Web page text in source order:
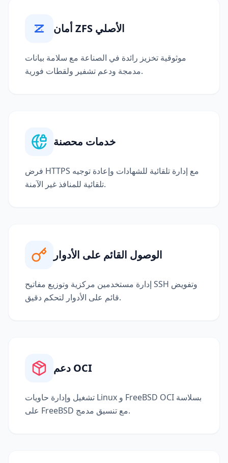
أمان ZFS الأصلي
موثوقية تخزيز رائدة في الصناعة مع سلامة بيانات
مدمجة ودعم تشفير ولقطات فورية.
خدمات محصنة
فرض HTTPS مع إدارة تلقائية للشهادات وإعادة توجيه
تلقائية للمنافذ غير الآمنة.
الوصول القائم على الأدوار
إدارة مستخدمين مركزية وتوزيع مفاتيح SSH وتفويض
قائم على الأدوار لتحكم دقيق.
دعم OCI
تشغيل وإدارة حاويات Linux و FreeBSD OCI بسلاسة
على FreeBSD مع تنسيق مدمج.